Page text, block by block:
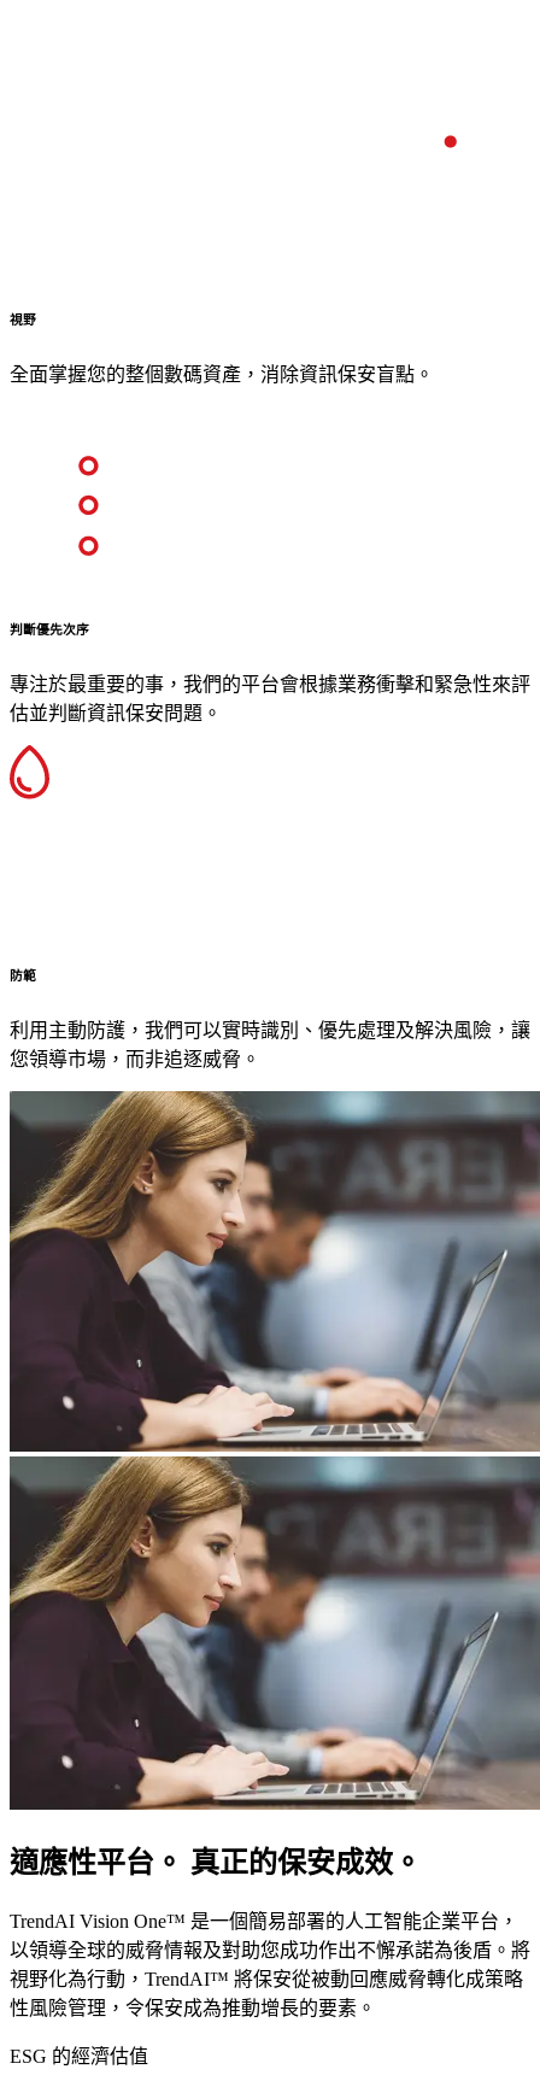
視野
全面掌握您的整個數碼資產，消除資訊保安盲點。
判斷優先次序
專注於最重要的事，我們的平台會根據業務衝擊和緊急性來評
估並判斷資訊保安問題。
防範
利用主動防護，我們可以實時識別、優先處理及解決風險，讓
您領導市場，而非追逐威脅。
適應性平台。 真正的保安成效。
TrendAI Vision One™ 是一個簡易部署的人工智能企業平台，
以領導全球的威脅情報及對助您成功作出不懈承諾為後盾。將
視野化為行動，TrendAI™ 將保安從被動回應威脅轉化成策略
性風險管理，令保安成為推動增長的要素。
ESG 的經濟估值